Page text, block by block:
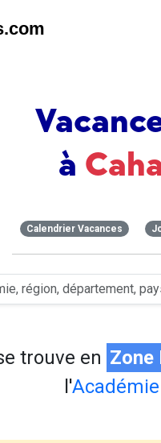
à
Calendrier Vacances
trouve en Zone
l'